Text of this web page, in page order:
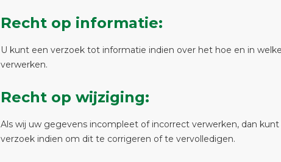
Recht op informatie:
U kunt een verzoek tot informatie indien over het hoe en in
verwerken.
Recht op wijziging:
Als wij uw gegevens incompleet of incorrect verwerken, dan
verzoek indien om dit te corrigeren of te vervolledigen.